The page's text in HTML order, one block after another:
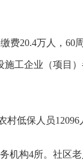
费20.4万人，
工企业（项目
低保人员
构4所。社区